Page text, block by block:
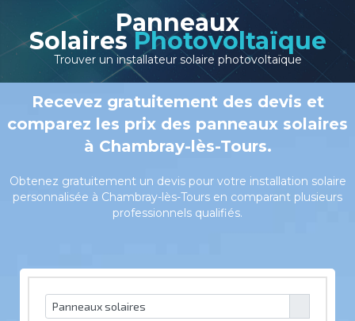
Panneaux
Solaires Photovoltaïque
Trouver un installateur solaire photovoltaïque
Recevez gratuitement des devis et
comparez les prix des panneaux solaires
à Chambray-lès-Tours.
Obtenez gratuitement un devis pour votre installation solaire
personnalisée à Chambray-lès-Tours en comparant plusieurs
professionnels qualifiés.